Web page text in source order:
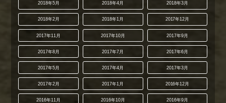
2018年5月 2018年4月 2018年3月
2018年2月 2018年1月 2017年12月
2017年11月 2017年10月 2017年9月
2017年8月 2017年7月 2017年6月
2017年5月 2017年4月 2017年3月
2017年2月 2017年1月 2016年12月
2016年11月 2016年10月 2016年9月